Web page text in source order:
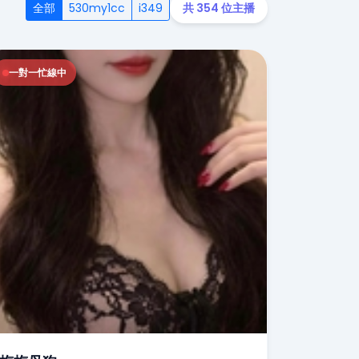
全部 530my1cc i349 共 354 位主播
一對一忙線中